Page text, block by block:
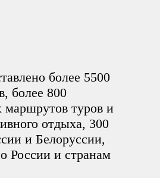
более 5500
более 800
маршрутов туров и
отдыха, 300
и Белоруссии,
России и странам